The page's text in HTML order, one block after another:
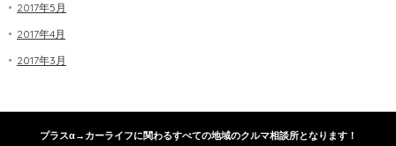
2017年5月
2017年4月
2017年3月
プラスα→カーライフに関わるすべての地域のクルマ相談所となります！